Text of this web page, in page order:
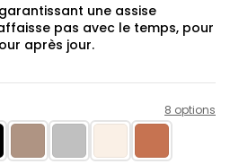
une assise
pas avec le temps, pour
après jour.
8 options